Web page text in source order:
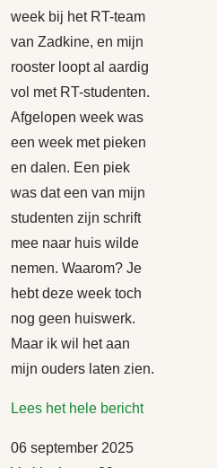
week bij het RT-team
van Zadkine, en mijn
rooster loopt al aardig
vol met RT-studenten.
Afgelopen week was
een week met pieken
en dalen. Een piek
was dat een van mijn
studenten zijn schrift
mee naar huis wilde
nemen. Waarom? Je
hebt deze week toch
nog geen huiswerk.
Maar ik wil het aan
mijn ouders laten zien.
Lees het hele bericht
06 september 2025